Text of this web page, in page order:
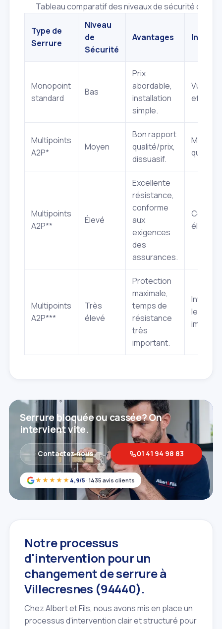
Tableau comparatif des niveaux de sécurité des
Type de
Serrure
Niveau
de
Sécurité
Avantages
Monopoint
standard
Bas
Prix
abordable,
installation
simple.
Multipoints
A2P*
Moyen
Bon rapport
qualité/prix,
dissuasif.
Moins
qu'un
Multipoints
A2P**
Élevé
Excellente
résistance,
conforme
aux
exigences
des
assurances.
Coût
élevé.
Multipoints
A2P***
Très
élevé
Protection
maximale,
temps de
résistance
très
important.
le plus
★★★★★ 4,9/5 · 1435 avis clients
Serrure bloquée ou cassée? On
intervient vite.
Contactez‑nous 01 41 94 98 83
Notre processus
d'intervention pour un
changement de serrure à
Villecresnes (94440).
Chez Albert et Fils, nous avons mis en place un
processus d'intervention clair et structuré pour